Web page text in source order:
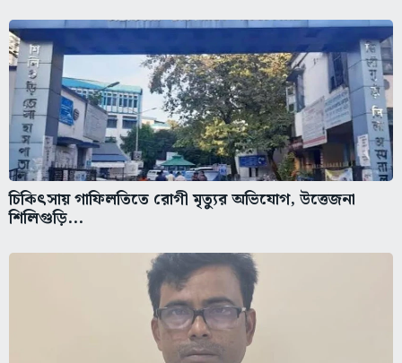
চিকিৎসায় গাফিলতিতে রোগী মৃত্যুর অভিযোগ, উত্তেজনা
শিলিগুড়ি...